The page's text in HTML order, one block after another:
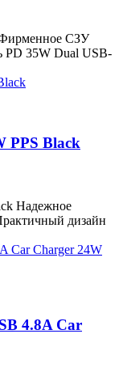
СЗУ
PD 35W Dual USB-
PPS Black
Надежное
дизайн
4.8A Car